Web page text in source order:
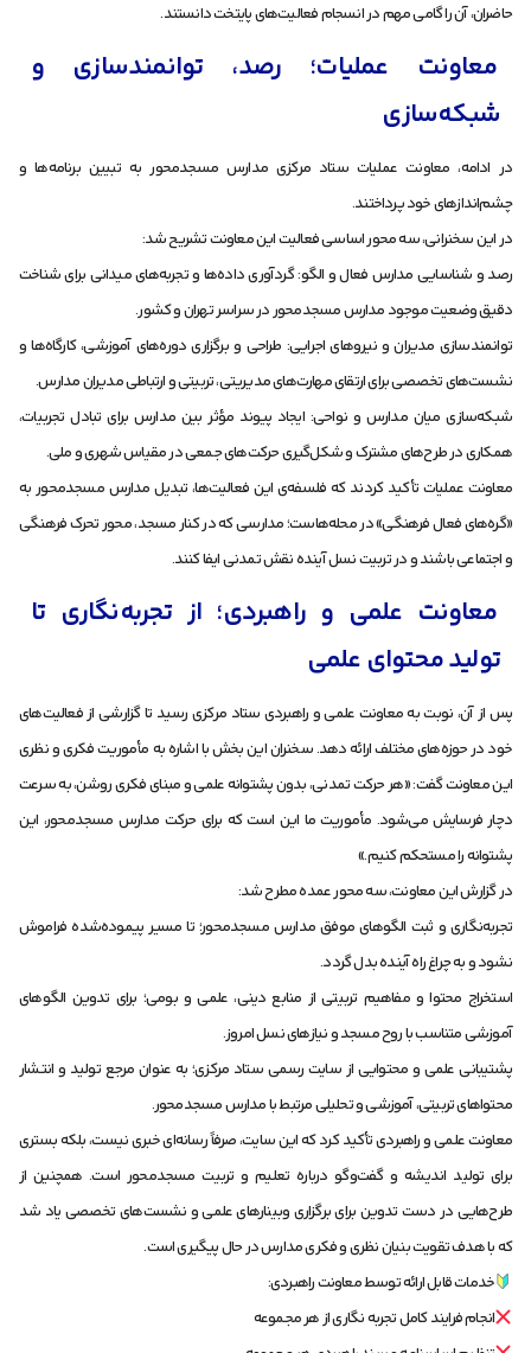
حاضران، آن را گامی مهم در انسجام فعالیت‌های پایتخت دانستند.
معاونت عملیات؛ رصد، توانمندسازی و
شبکه‌سازی
در ادامه، معاونت عملیات ستاد مرکزی مدارس مسجد‌محور به تبیین برنامه‌ها و
چشم‌اندازهای خود پرداختند.
در این سخنرانی، سه محور اساسی فعالیت این معاونت تشریح شد:
رصد و شناسایی مدارس فعال و الگو: گردآوری داده‌ها و تجربه‌های میدانی برای شناخت
دقیق وضعیت موجود مدارس مسجد‌محور در سراسر تهران و کشور.
توانمندسازی مدیران و نیروهای اجرایی: طراحی و برگزاری دوره‌های آموزشی، کارگاه‌ها و
نشست‌های تخصصی برای ارتقای مهارت‌های مدیریتی، تربیتی و ارتباطی مدیران مدارس.
شبکه‌سازی میان مدارس و نواحی: ایجاد پیوند مؤثر بین مدارس برای تبادل تجربیات،
همکاری در طرح‌های مشترک و شکل‌گیری حرکت‌های جمعی در مقیاس شهری و ملی.
معاونت عملیات تأکید کردند که فلسفه‌ی این فعالیت‌ها، تبدیل مدارس مسجد‌محور به
«گره‌های فعال فرهنگی» در محله‌هاست؛ مدارسی که در کنار مسجد، محور تحرک فرهنگی
و اجتماعی باشند و در تربیت نسل آینده نقش تمدنی ایفا کنند.
معاونت علمی و راهبردی؛ از تجربه‌نگاری تا
تولید محتوای علمی
پس از آن، نوبت به معاونت علمی و راهبردی ستاد مرکزی رسید تا گزارشی از فعالیت‌های
خود در حوزه‌های مختلف ارائه دهد. سخنران این بخش با اشاره به مأموریت فکری و نظری
این معاونت گفت: «هر حرکت تمدنی، بدون پشتوانه علمی و مبنای فکری روشن، به سرعت
دچار فرسایش می‌شود. مأموریت ما این است که برای حرکت مدارس مسجد‌محور، این
پشتوانه را مستحکم کنیم.»
در گزارش این معاونت، سه محور عمده مطرح شد:
تجربه‌نگاری و ثبت الگوهای موفق مدارس مسجد‌محور؛ تا مسیر پیموده‌شده فراموش
نشود و به چراغ راه آینده بدل گردد.
استخراج محتوا و مفاهیم تربیتی از منابع دینی، علمی و بومی؛ برای تدوین الگوهای
آموزشی متناسب با روح مسجد و نیازهای نسل امروز.
پشتیبانی علمی و محتوایی از سایت رسمی ستاد مرکزی؛ به عنوان مرجع تولید و انتشار
محتواهای تربیتی، آموزشی و تحلیلی مرتبط با مدارس مسجد‌محور.
معاونت علمی و راهبردی تأکید کرد که این سایت، صرفاً رسانه‌ای خبری نیست، بلکه بستری
برای تولید اندیشه و گفت‌وگو درباره تعلیم و تربیت مسجد‌محور است. همچنین از
طرح‌هایی در دست تدوین برای برگزاری وبینارهای علمی و نشست‌های تخصصی یاد شد
که با هدف تقویت بنیان نظری و فکری مدارس در حال پیگیری است.
خدمات قابل ارائه توسط معاونت راهبردی:
انجام فرایند کامل تجربه نگاری از هر مجموعه